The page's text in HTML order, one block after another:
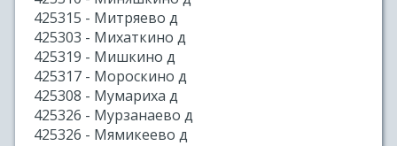
425315 - Митряево д
425303 - Михаткино д
425319 - Мишкино д
425317 - Мороскино д
425308 - Мумариха д
425326 - Мурзанаево д
425326 - Мямикеево д